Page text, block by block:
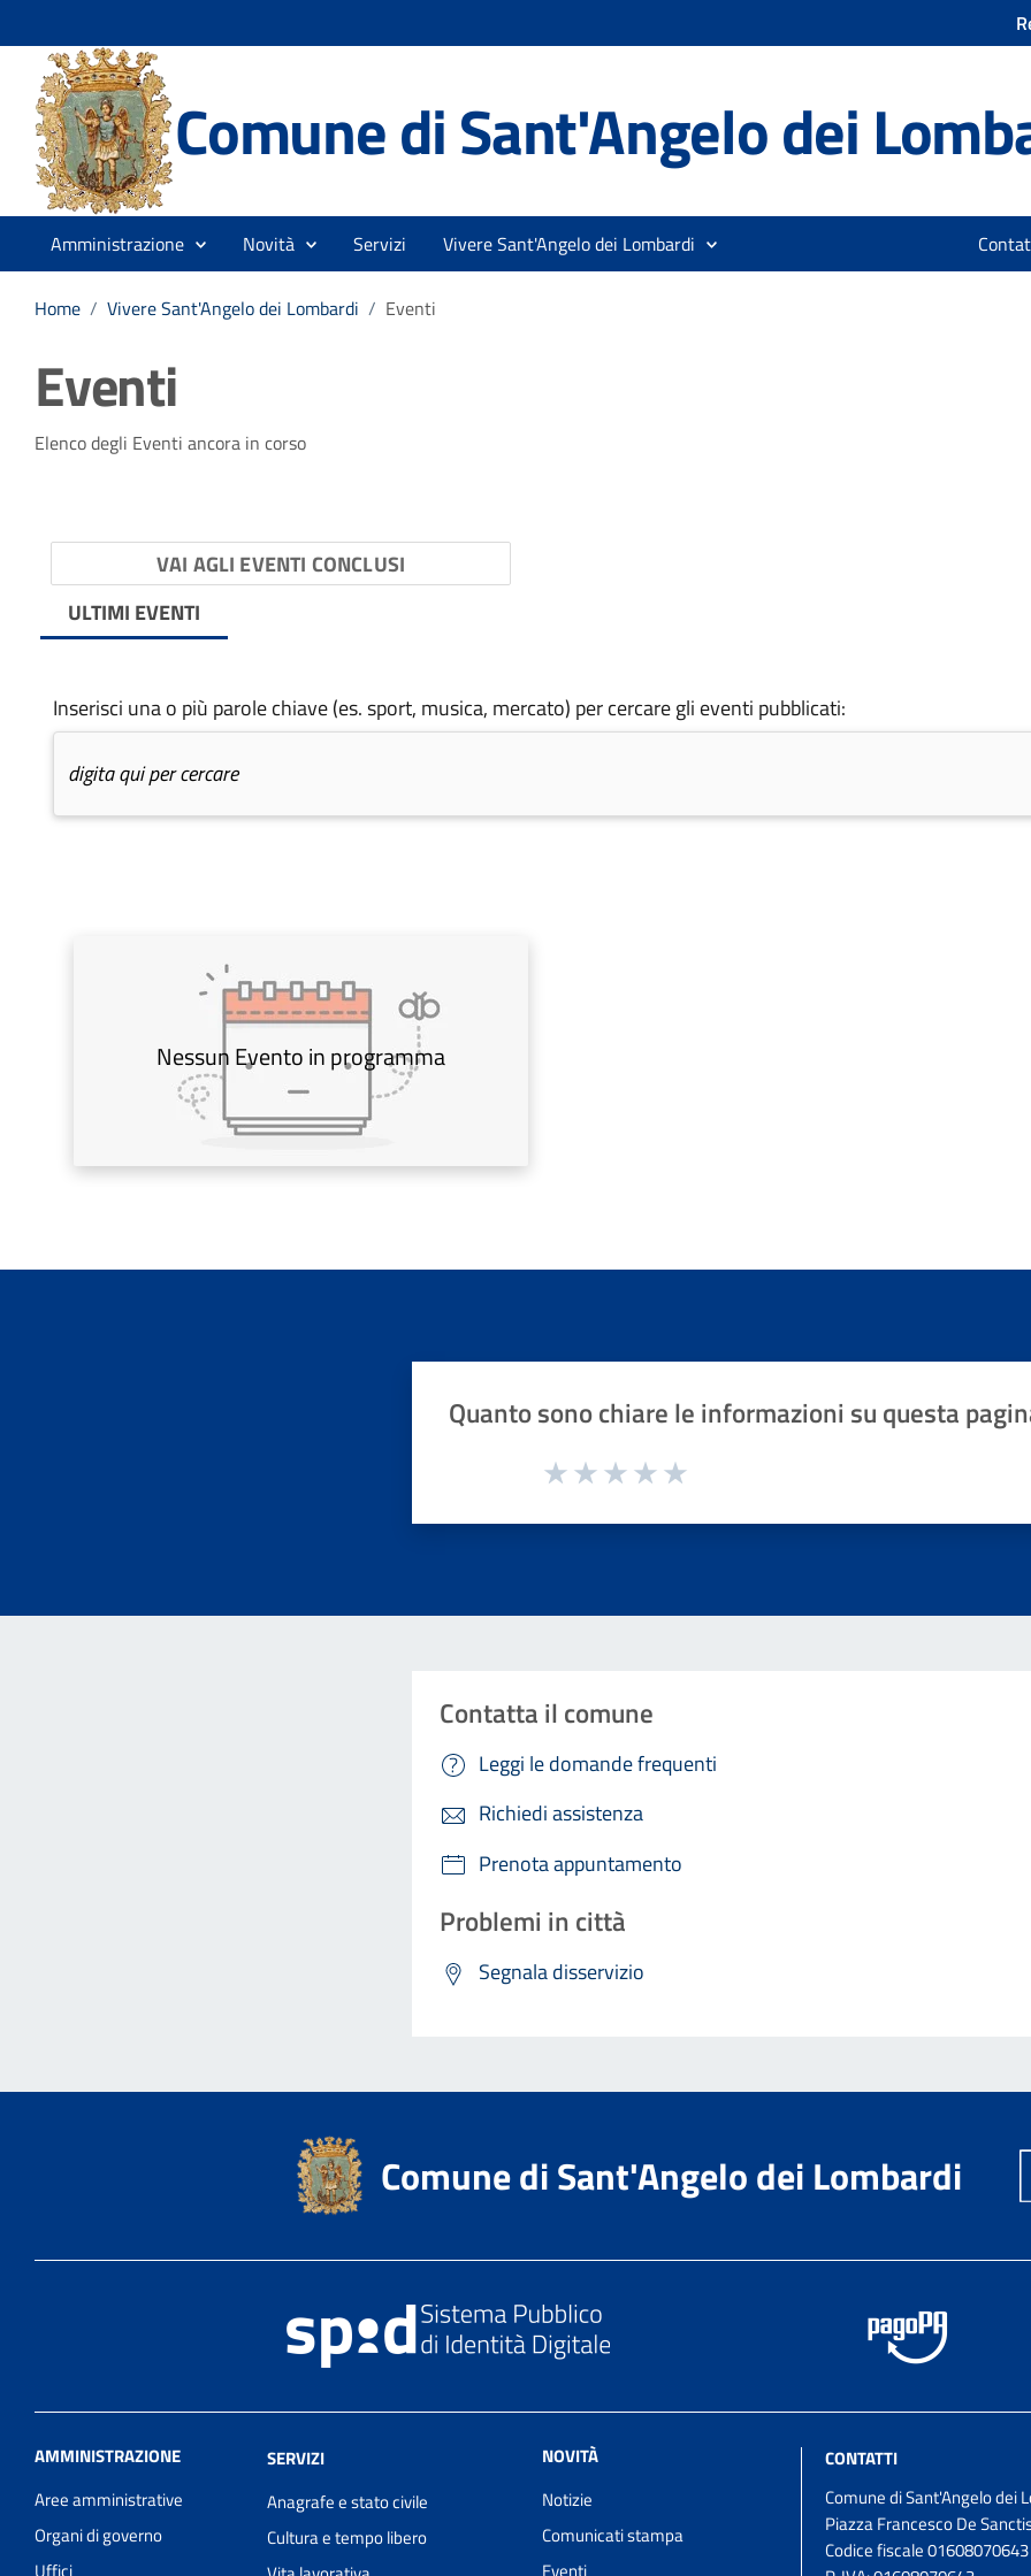
Comune di Sant'Angelo dei
Amministrazione Novità Servizi Vivere Sant'Angelo dei Lombardi
Home / Vivere Sant'Angelo dei Lombardi / Eventi
Eventi
Elenco degli Eventi ancora in corso
VAI AGLI EVENTI CONCLUSI
ULTIMI EVENTI
Inserisci una o più parole chiave (es. sport, musica, mercato) per cercare gli eventi pubblicati:
Nessun Evento in programma
Quanto sono chiare le informazioni su questa
Valuta da 1 a 5 stelle la pagina
Contatta il comune
Leggi le domande frequenti
Richiedi assistenza
Prenota appuntamento
Problemi in città
Segnala disservizio
Comune di Sant'Angelo dei Lombardi
AMMINISTRAZIONE
Aree amministrative
Organi di governo
Uffici
SERVIZI
Anagrafe e stato civile
Cultura e tempo libero
NOVITÀ
Notizie
Comunicati stampa
Eventi
CONTATTI
Comune di Sant'Angelo dei
Piazza Francesco De
Codice fiscale 01608070643